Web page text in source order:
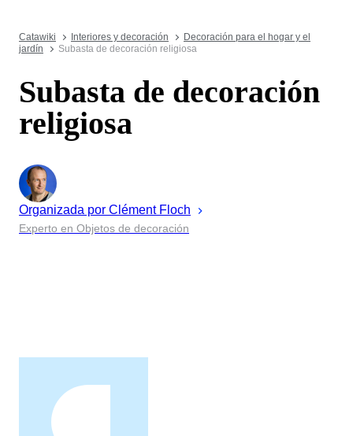
Catawiki Interiores y decoración
Decoración para el hogar y el
jardín
Subasta de decoración religiosa
Subasta de decoración
religiosa
Organizada por Clément Floch
Experto en Objetos de decoración